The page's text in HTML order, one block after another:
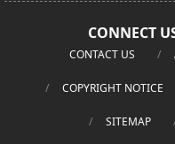
CONNECT
CONTACT US
COPYRIGHT NOTICE
SITEMAP